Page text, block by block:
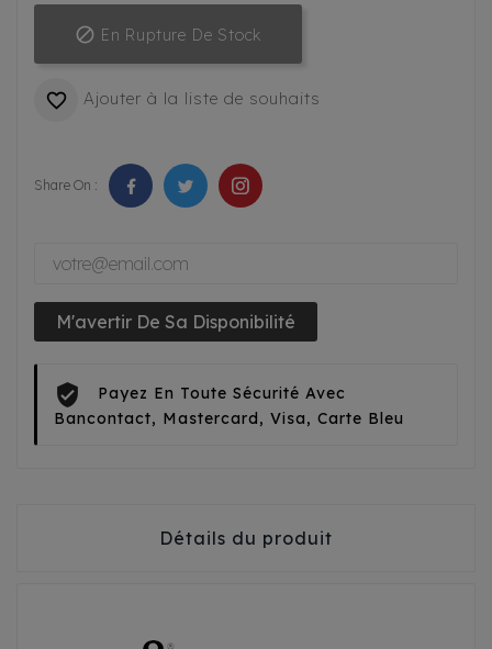
 En Rupture De Stock
 Ajouter à la liste de souhaits
Share On :
M'avertir De Sa Disponibilité
Payez En Toute Sécurité Avec
Bancontact, Mastercard, Visa, Carte Bleu
Détails du produit